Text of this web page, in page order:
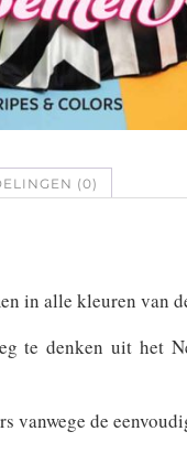
(0)
in alle kleuren van
te denken uit het
vanwege de